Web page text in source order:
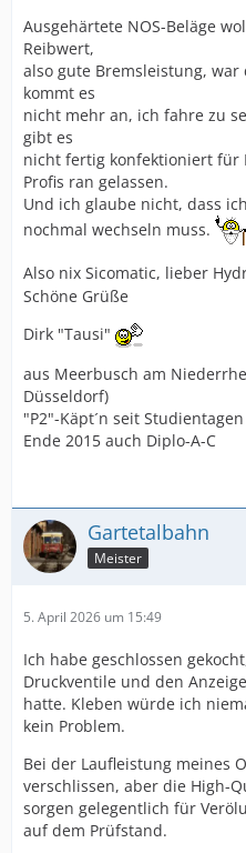
Ausgehärtete NOS-Beläge
Reibwert,
also gute Bremsleistung,
kommt es
nicht mehr an, ich fahre zu
gibt es
nicht fertig konfektioniert für
Profis ran gelassen.
Und ich glaube nicht, dass
nochmal wechseln muss.
Also nix Sicomatic, lieber
Schöne Grüße
Dirk "Tausi"
aus Meerbusch am
Düsseldorf)
"P2"-Käpt´n seit
Ende 2015 auch Diplo-A-C
Gartetalbahn
Meister
5. April 2026 um 15:49
Ich habe geschlossen
Druckventile und den
hatte. Kleben würde ich
kein Problem.
Bei der Laufleistung meines
verschlissen, aber die High-
sorgen gelegentlich für
auf dem Prüfstand.